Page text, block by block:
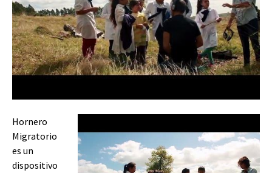
Hornero
Migratorio
es un
dispositivo